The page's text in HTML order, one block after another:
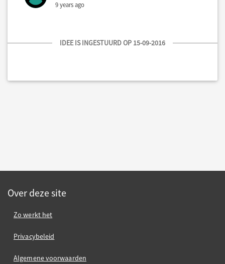
9 years ago
IDEE IS INGESTUURD OP 15-09-2016
Over deze site
Zo werkt het
Privacybeleid
Algemene voorwaarden